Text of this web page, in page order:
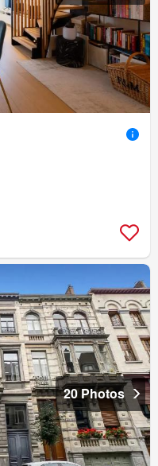
20 Photos